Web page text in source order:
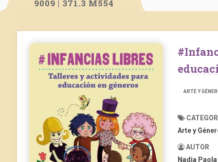
9009 | 371.3 M554
#InfanciasLibres: talleres y actividades para
ARTE Y
Arte y
AUTOR
Nadia